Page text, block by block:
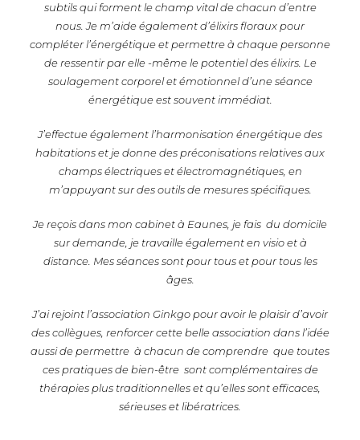
subtils qui forment le champ vital de chacun d’entre
nous. Je m’aide également d’élixirs floraux pour
compléter l’énergétique et permettre à chaque personne
de ressentir par elle -même le potentiel des élixirs. Le
soulagement corporel et émotionnel d’une séance
énergétique est souvent immédiat.
J’effectue également l’harmonisation énergétique des
habitations et je donne des préconisations relatives aux
champs électriques et électromagnétiques, en
m’appuyant sur des outils de mesures spécifiques.
Je reçois dans mon cabinet à Eaunes, je fais du domicile
sur demande, je travaille également en visio et à
distance. Mes séances sont pour tous et pour tous les
âges.
J’ai rejoint l’association Ginkgo pour avoir le plaisir d’avoir
des collègues, renforcer cette belle association dans l’idée
aussi de permettre à chacun de comprendre que toutes
ces pratiques de bien-être sont complémentaires de
thérapies plus traditionnelles et qu’elles sont efficaces,
sérieuses et libératrices.